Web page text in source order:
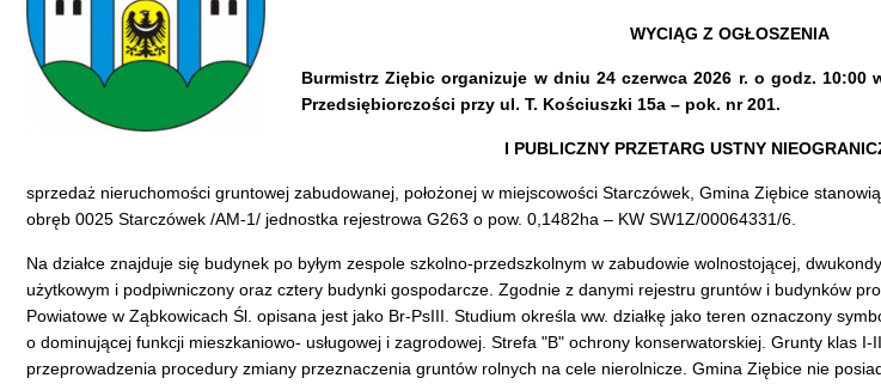
WYCIĄG Z OGŁOSZENIA
Burmistrz Ziębic organizuje w dniu 24 czerwca 2026 r. o godz. 10:00
Przedsiębiorczości przy ul. T. Kościuszki 15a – pok. nr 201.
I PUBLICZNY PRZETARG USTNY
sprzedaż nieruchomości gruntowej zabudowanej, położonej w miejscowości Starczówek, Gmina Ziębice
obręb 0025 Starczówek /AM-1/ jednostka rejestrowa G263 o pow. 0,1482ha – KW SW1Z/00064331/6.
Na działce znajduje się budynek po byłym zespole szkolno-przedszkolnym w zabudowie wolnostojącej,
użytkowym i podpiwniczony oraz cztery budynki gospodarcze. Zgodnie z danymi rejestru gruntów i budynków
Powiatowe w Ząbkowicach Śl. opisana jest jako Br-PsIII. Studium określa ww. działkę jako teren oznaczony
o dominującej funkcji mieszkaniowo- usługowej i zagrodowej. Strefa "B" ochrony konserwatorskiej. Grunty klas
przeprowadzenia procedury zmiany przeznaczenia gruntów rolnych na cele nierolnicze. Gmina Ziębice nie